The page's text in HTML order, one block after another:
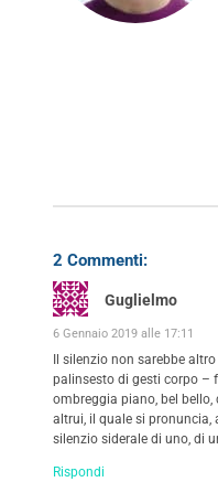
2 Commenti:
Guglielmo
6 Gennaio 2019 alle 17:11
Il silenzio non sarebbe
palinsesto di gesti corpo –
ombreggia piano, bel
altrui, il quale si pronuncia,
silenzio siderale di uno, di
Rispondi